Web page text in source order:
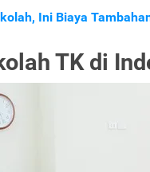
Ini Biaya
TK di